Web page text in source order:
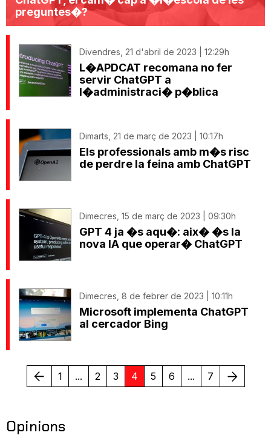
preguntes�?
Divendres, 21 d'abril de 2023 | 12:29h
L�APDCAT recomana no fer
servir ChatGPT a
l�administraci� p�blica
Dimarts, 21 de març de 2023 | 10:17h
Els professionals amb m�s risc
de perdre la feina amb ChatGPT
Dimecres, 15 de març de 2023 | 09:30h
GPT 4 ja �s aqu�: aix� �s la
nova IA que operar� ChatGPT
Dimecres, 8 de febrer de 2023 | 10:11h
Microsoft implementa ChatGPT
al cercador Bing
Anterior
1 ... 2 3 4 5 6 ... 7 Següent
Opinions